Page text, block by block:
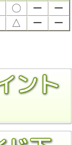
〇 ー
ー
△ ー
ー